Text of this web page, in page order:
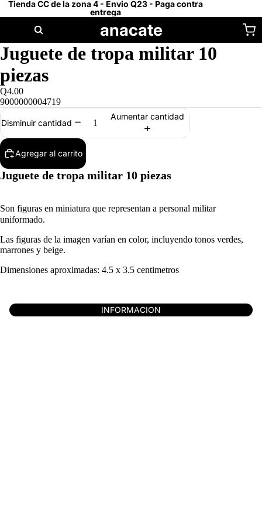
Tienda CC de la zona 4 - Envio Q23 - Paga contra
entrega
anacate
Juguete de tropa militar 10
piezas
Q4.00
9000000004719
Disminuir cantidad
Aumentar cantidad
Agregar al carrito
Juguete de tropa militar 10 piezas
Son figuras en miniatura que representan a personal militar
uniformado.
Las figuras de la imagen varían en color, incluyendo tonos verdes,
marrones y beige.
Dimensiones aproximadas: 4.5 x 3.5 centimetros
INFORMACION